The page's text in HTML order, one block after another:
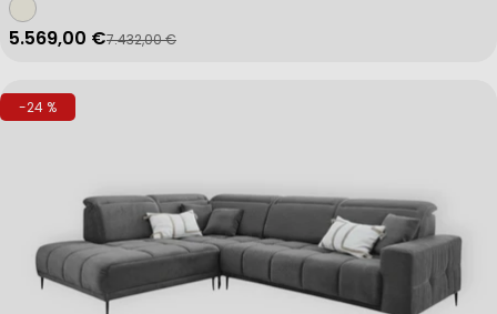
Verkaufspreis
5.569,00 €
Regulärer Preis
7.432,00 €
-24 %